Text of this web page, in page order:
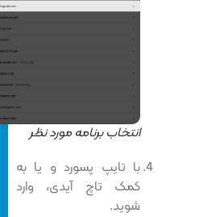
انتخاب برنامه مورد نظر
با تایپ پسورد و یا به
کمک تاچ آیدی، وارد
شوید.